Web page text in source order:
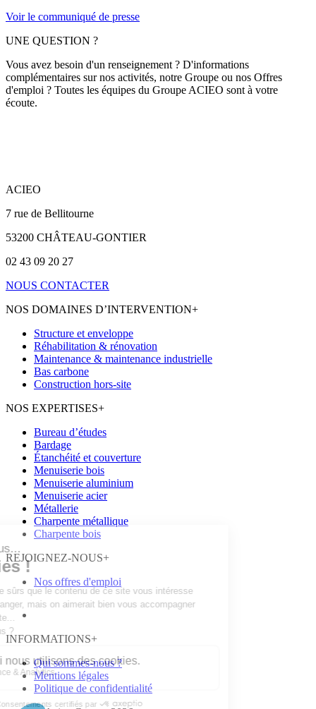
Voir le communiqué de presse
UNE QUESTION ?
Vous avez besoin d'un renseignement ? D'informations
complémentaires sur nos activités, notre Groupe ou nos Offres
d'emploi ? Toutes les équipes du Groupe ACIEO sont à votre
écoute.
ACIEO
7 rue de Bellitourne
53200 CHÂTEAU-GONTIER
02 43 09 20 27
NOUS CONTACTER
NOS DOMAINES D’INTERVENTION+
Structure et enveloppe
Réhabilitation & rénovation
Maintenance & maintenance industrielle
Bas carbone
Construction hors-site
NOS EXPERTISES+
Bureau d’études
Bardage
Étanchéité et couverture
Menuiserie bois
Menuiserie aluminium
Menuiserie acier
Métallerie
Charpente métallique
Charpente bois
REJOIGNEZ-NOUS+
Nos offres d'emploi
INFORMATIONS+
Qui sommes-nous ?
Mentions légales
Politique de confidentialité